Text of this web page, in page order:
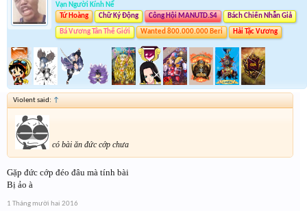
Vạn Người Kính Nể
Tứ Hoàng
Chữ Ký Động Công Hội MANUTD.S4 Bách Chiến Nhẫn Giả
Bá Vương Tân Thế Giới Wanted 800.000.000 Beri Hải Tặc Vương
Violent said: ↑
có bài ăn đức cớp chưa
Gặp đức cớp đéo đâu mà tính bài
Bị ảo à
1 Tháng mười hai 2016